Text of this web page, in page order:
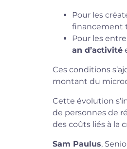
Pour les
financement
Pour les
an d’activité
Ces conditions
montant du
Cette évolution
de personnes de
des coûts liés à la
Sam Paulus,